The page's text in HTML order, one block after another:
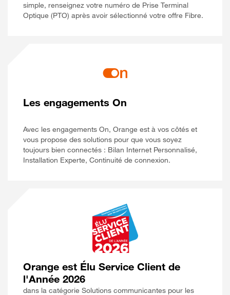
simple, renseignez votre numéro de Prise Terminal
Optique (PTO) après avoir sélectionné votre offre Fibre.
Les engagements On
Avec les engagements On, Orange est à vos côtés et
vous propose des solutions pour que vous soyez
toujours bien connectés : Bilan Internet Personnalisé,
Installation Experte, Continuité de connexion.
Orange est Élu Service Client de
l'Année 2026
dans la catégorie Solutions communicantes pour les